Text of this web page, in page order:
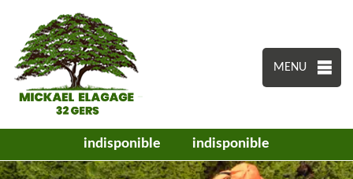
MENU
indisponible indisponible